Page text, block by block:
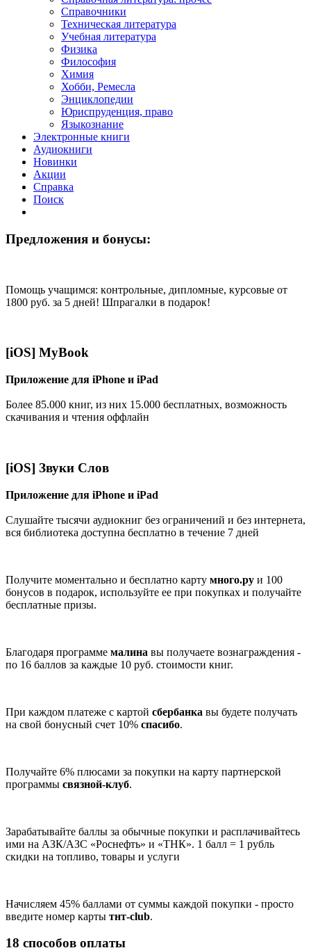
Справочники
Техническая литература
Учебная литература
Физика
Философия
Химия
Хобби, Ремесла
Энциклопедии
Юриспруденция, право
Языкознание
Электронные книги
Аудиокниги
Новинки
Акции
Справка
Поиск
Предложения и бонусы:
Помощь учащимся: кoнтрoльные, диплoмные, курсoвые от
1800 руб. за 5 дней! Шпрагалки в подарок!
[iOS] MyBook
Приложение для iPhone и iPad
Более 85.000 книг, из них 15.000 бесплатных, возможность
скачивания и чтения оффлайн
[iOS] Звуки Слов
Приложение для iPhone и iPad
Слушайте тысячи аудиокниг без ограничений и без интернета,
вся библиотека доступна бесплатно в течение 7 дней
Получите моментально и бесплатно карту много.ру и 100
бонусов в подарок, используйте ее при покупках и получайте
бесплатные призы.
Благодаря программе малина вы получаете вознаграждения -
по 16 баллов за каждые 10 руб. стоимости книг.
При каждом платеже с картой сбербанка вы будете получать
на свой бонусный счет 10% спасибо.
Получайте 6% плюсами за покупки на карту партнерской
программы связной-клуб.
Зарабатывайте баллы за обычные покупки и расплачивайтесь
ими на АЗК/АЗС «Роснефть» и «ТНК». 1 балл = 1 рубль
скидки на топливо, товары и услуги
Начисляем 45% баллами от суммы каждой покупки - просто
введите номер карты тнт-club.
18 способов оплаты